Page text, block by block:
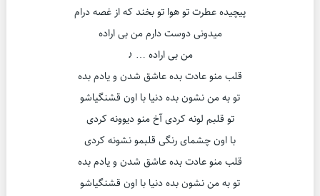
پیچیده عطرت تو هوا تو بخند که از غصه درام
میدونی دوست دارم من بی اراده
من بی اراده … ♪
قلب منو عادت بده عاشق شدن و یادم بده
تو به من نشون بده دنیا با اون قشنگیاشو
تو قلبم لونه کردی آخ منو دیوونه کردی
با اون چشمای رنگی قلبمو نشونه کردی
قلب منو عادت بده عاشق شدن و یادم بده
تو به من نشون بده دنیا با اون قشنگیاشو